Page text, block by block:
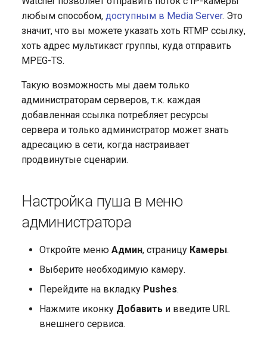
Использование зон для
распределения камер
Прием событий о
движении с камеры
Публичный доступ к
камерам
None
События
Профиль
RADIUS
Простой Event коллектор
контроля и управления
доступом
Auto-login
API для управления
любым способом, доступным в Media Server. Это
значит, что вы можете указать хоть RTMP ссылку,
хоть адрес мультикаст группы, куда отправить
MPEG-TS.
Такую возможность мы даем только
администраторам серверов, т.к. каждая
добавленная ссылка потребляет ресурсы
сервера и только администратор может знать
адресацию в сети, когда настраивает
продвинутые сценарии.
Настройка пуша в меню
администратора
Откройте меню Админ, страницу Камеры.
Выберите необходимую камеру.
Перейдите на вкладку Pushes.
Нажмите иконку Добавить и введите URL
внешнего сервиса.